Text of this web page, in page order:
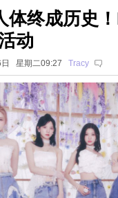
体终成历史
动
星期二09:27 Tracy